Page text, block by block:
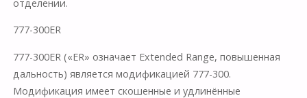
отделении.
777-300ER
777-300ER («ER» означает Extended Range, повышенная
дальность) является модификацией 777-300.
Модификация имеет скошенные и удлинённые